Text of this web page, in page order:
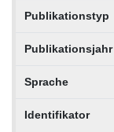
Publikationstyp
Publikationsjahr
Sprache
Identifikator